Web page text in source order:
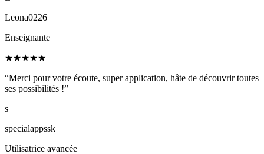
Leona0226
Enseignante
★★★★★
“Merci pour votre écoute, super application, hâte de découvrir toutes
ses possibilités !”
s
specialappssk
Utilisatrice avancée